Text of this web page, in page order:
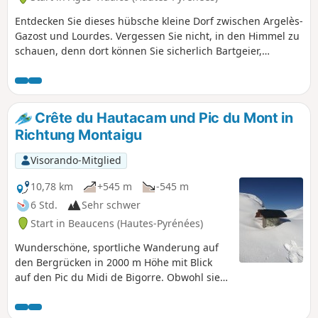
Entdecken Sie dieses hübsche kleine Dorf zwischen Argelès-
Gazost und Lourdes. Vergessen Sie nicht, in den Himmel zu
schauen, denn dort können Sie sicherlich Bartgeier,
hier sehr reichhaltig. Ein perfekter Ausflug für Familien mit
Kindern.
Crête du Hautacam und Pic du Mont in
Richtung Montaigu
Visorando-Mitglied
10,78 km
+545 m
-545 m
6 Std.
Sehr schwer
Start in Beaucens (Hautes-Pyrénées)
Wunderschöne, sportliche Wanderung auf
den Bergrücken in 2000 m Höhe mit Blick
auf den Pic du Midi de Bigorre. Obwohl sie
Sommer recht gut besucht. Im Winter ist sie